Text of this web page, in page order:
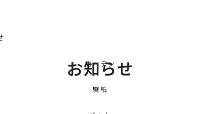
カーテン
壁紙
お知らせ